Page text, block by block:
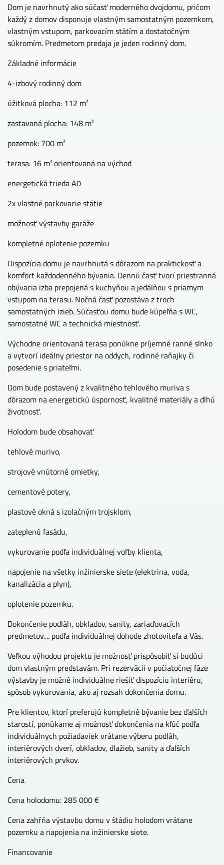
Dom je navrhnutý ako súčasť moderného dvojdomu, pričom
každý z domov disponuje vlastným samostatným pozemkom,
vlastným vstupom, parkovacím státím a dostatočným
súkromím. Predmetom predaja je jeden rodinný dom.
Základné informácie
4-izbový rodinný dom
úžitková plocha: 112 m²
zastavaná plocha: 148 m²
pozemok: 700 m²
terasa: 16 m² orientovaná na východ
energetická trieda A0
2x vlastné parkovacie státie
možnosť výstavby garáže
kompletné oplotenie pozemku
Dispozícia domu je navrhnutá s dôrazom na praktickosť a
komfort každodenného bývania. Dennú časť tvorí priestranná
obývacia izba prepojená s kuchyňou a jedálňou s priamym
vstupom na terasu. Nočná časť pozostáva z troch
samostatných izieb. Súčasťou domu bude kúpeľňa s WC,
samostatné WC a technická miestnosť.
Východne orientovaná terasa ponúkne príjemné ranné slnko
a vytvorí ideálny priestor na oddych, rodinné raňajky či
posedenie s priateľmi.
Dom bude postavený z kvalitného tehlového muriva s
dôrazom na energetickú úspornosť, kvalitné materiály a dlhú
životnosť.
Holodom bude obsahovať
tehlové murivo,
strojové vnútorné omietky,
cementové potery,
plastové okná s izolačným trojsklom,
zateplenú fasádu,
vykurovanie podľa individuálnej voľby klienta,
napojenie na všetky inžinierske siete (elektrina, voda,
kanalizácia a plyn),
oplotenie pozemku.
Dokončenie podláh, obkladov, sanity, zariaďovacích
predmetov.... podľa individuálnej dohode zhotoviteľa a Vás.
Veľkou výhodou projektu je možnosť prispôsobiť si budúci
dom vlastným predstavám. Pri rezervácii v počiatočnej fáze
výstavby je možné individuálne riešiť dispozíciu interiéru,
spôsob vykurovania, ako aj rozsah dokončenia domu.
Pre klientov, ktorí preferujú kompletné bývanie bez ďalších
starostí, ponúkame aj možnosť dokončenia na kľúč podľa
individuálnych požiadaviek vrátane výberu podláh,
interiérových dverí, obkladov, dlažieb, sanity a ďalších
interiérových prvkov.
Cena
Cena holodomu: 285 000 €
Cena zahŕňa výstavbu domu v štádiu holodom vrátane
pozemku a napojenia na inžinierske siete.
Financovanie